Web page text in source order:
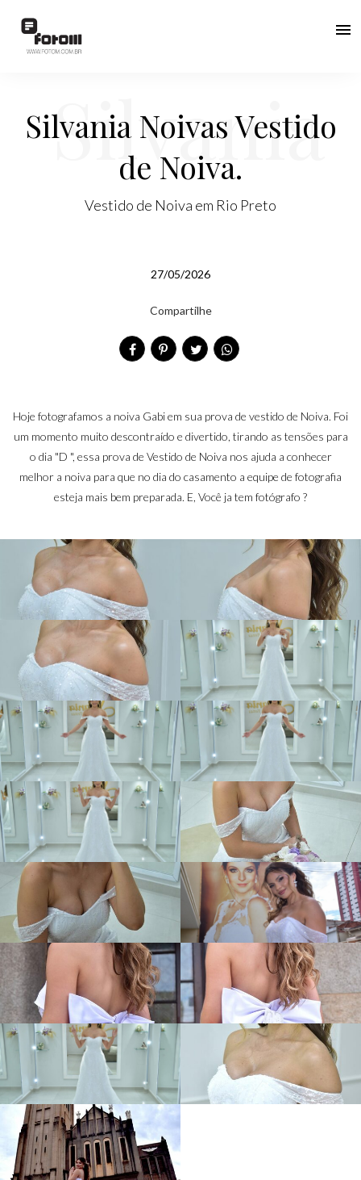
menu
Silvania Noivas Vestido
de Noiva.
Silvania
Noivas
Vestido
de
Noiva.
Vestido de Noiva em Rio Preto
27/05/2026
Compartilhe
Hoje fotografamos a noiva Gabi em sua prova de vestido de Noiva. Foi
um momento muito descontraído e divertido, tirando as tensões para
o dia "D ", essa prova de Vestido de Noiva nos ajuda a conhecer
melhor a noiva para que no dia do casamento a equipe de fotografia
esteja mais bem preparada. E, Você ja tem fotógrafo ?